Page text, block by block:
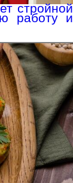
стройной
работу и